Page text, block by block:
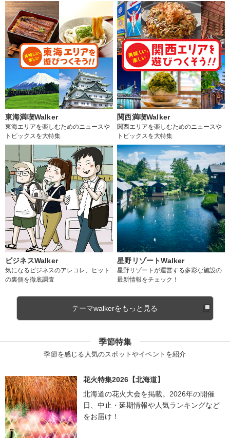
東海満喫Walker
東海エリアを楽しむためのニュースや
トピックスを大特集
関西満喫Walker
関西エリアを楽しむためのニュースや
トピックスを大特集
ビジネスWalker
気になるビジネスのアレコレ、ヒット
の裏側を徹底調査
星野リゾートWalker
星野リゾートが運営する多彩な施設の
最新情報をチェック！
テーマwalkerをもっと見る
季節特集
季節を感じる人気のスポットやイベントを紹介
花火特集2026【北海道】
北海道の花火大会を掲載。2026年の開催
日、中止・延期情報や人気ランキングなど
をお届け！